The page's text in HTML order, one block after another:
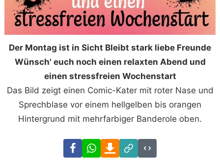
Der Montag ist in Sicht Bleibt stark liebe Freunde
Wünsch' euch noch einen relaxten Abend und
einen stressfreien Wochenstart
Das Bild zeigt einen Comic-Kater mit roter Nase und
Sprechblase vor einem hellgelben bis orangen
Hintergrund mit mehrfarbiger Banderole oben.
FacebookWhatsAppDownload
Link
Code